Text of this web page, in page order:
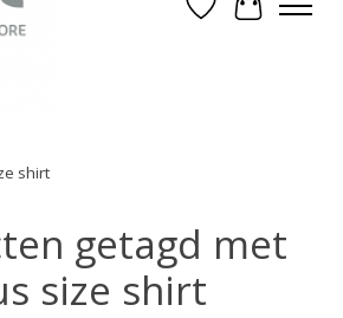
Verlanglijst
shirt
getagd met
size shirt